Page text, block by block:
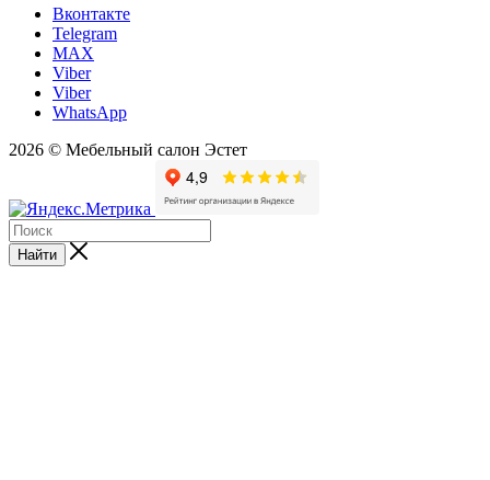
Вконтакте
Telegram
MAX
Viber
Viber
WhatsApp
2026 © Мебельный салон Эстет
Найти